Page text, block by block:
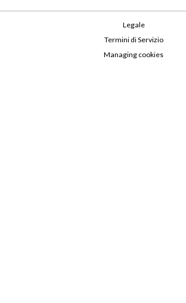
Legale
Termini di Servizio
Managing cookies